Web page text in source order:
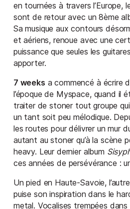
en tournées à travers l’Europe,
sont de retour avec un 8ème
Sa musique aux contours
et aériens, renoue avec une
puissance que seules les
apporter.
7 weeks a commencé à écrire
l’époque de Myspace, quand il
traiter de stoner tout groupe
un tant soit peu mélodique.
les routes pour délivrer un mur
autant au stoner qu’à la scène
heavy. Leur dernier album
ces années de persévérance :
Un pied en Haute-Savoie,
puise son inspiration dans le
metal. Vocalises trempées dans